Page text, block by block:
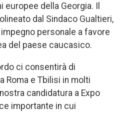
della Georgia. Il
dal Sindaco Gualtieri,
personale a favore
del paese caucasico.
ci consentirà di
Roma e Tbilisi in molti
candidatura a Expo
importante in cui